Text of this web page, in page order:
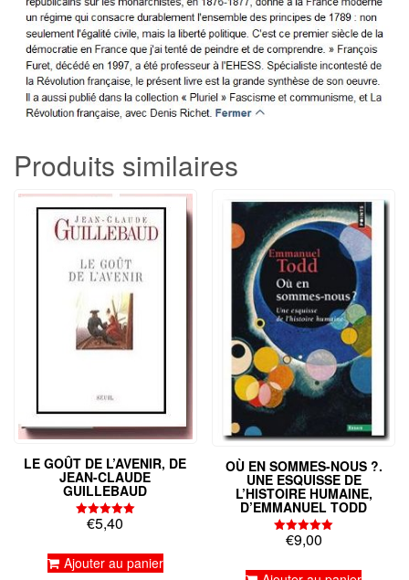
Produits similaires
LE GOÛT DE L’AVENIR, DE
JEAN-CLAUDE
GUILLEBAUD
Note
5.00
€5,40
Ajouter au panier
OÙ EN SOMMES-NOUS ?.
UNE ESQUISSE DE
L’HISTOIRE HUMAINE,
D’EMMANUEL TODD
Note
€9,00